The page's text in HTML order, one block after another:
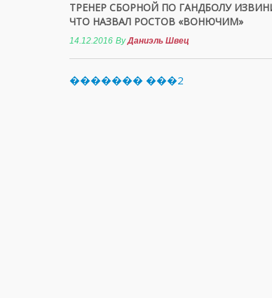
ТРЕНЕР СБОРНОЙ ПО ГАНДБОЛУ
ЧТО НАЗВАЛ РОСТОВ «ВОНЮЧИМ»
14.12.2016 ByДаниэль Швец
������� ���2